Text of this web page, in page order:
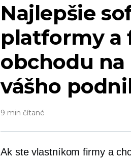
Najlepšie
platformy a
obchodu
vášho
9 min čítané
Ak ste vlastníkom firmy a